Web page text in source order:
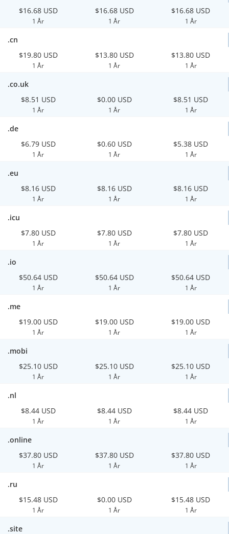
$16.68 USD
1 År
$16.68 USD
1 År
$16.68 USD
1 År
.cn
$19.80 USD
1 År
$13.80 USD
1 År
$13.80 USD
1 År
.co.uk
$8.51 USD
1 År
$0.00 USD
1 År
$8.51 USD
1 År
.de
$6.79 USD
1 År
$0.60 USD
1 År
$5.38 USD
1 År
.eu
$8.16 USD
1 År
$8.16 USD
1 År
$8.16 USD
1 År
.icu
$7.80 USD
1 År
$7.80 USD
1 År
$7.80 USD
1 År
.io
$50.64 USD
1 År
$50.64 USD
1 År
$50.64 USD
1 År
.me
$19.00 USD
1 År
$19.00 USD
1 År
$19.00 USD
1 År
.mobi
$25.10 USD
1 År
$25.10 USD
1 År
$25.10 USD
1 År
.nl
$8.44 USD
1 År
$8.44 USD
1 År
$8.44 USD
1 År
.online
$37.80 USD
1 År
$37.80 USD
1 År
$37.80 USD
1 År
.ru
$15.48 USD
1 År
$0.00 USD
1 År
$15.48 USD
1 År
.site